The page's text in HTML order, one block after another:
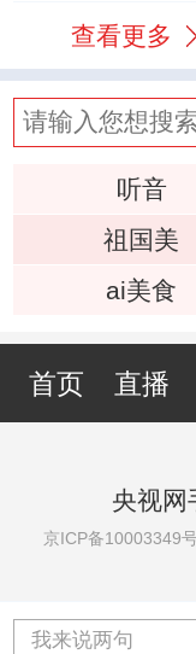
查看更多
听音
祖国美
ai美食
首页 直播
央视网
京ICP备10003349
我来说两句